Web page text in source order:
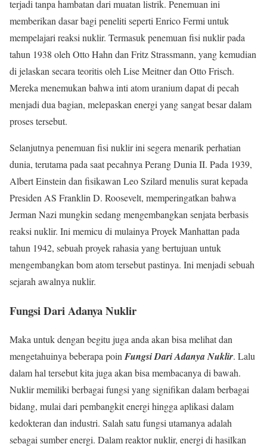
terjadi tanpa hambatan dari muatan listrik. Penemuan ini
memberikan dasar bagi peneliti seperti Enrico Fermi untuk
mempelajari reaksi nuklir. Termasuk penemuan fisi nuklir pada
tahun 1938 oleh Otto Hahn dan Fritz Strassmann, yang kemudian
di jelaskan secara teoritis oleh Lise Meitner dan Otto Frisch.
Mereka menemukan bahwa inti atom uranium dapat di pecah
menjadi dua bagian, melepaskan energi yang sangat besar dalam
proses tersebut.
Selanjutnya penemuan fisi nuklir ini segera menarik perhatian
dunia, terutama pada saat pecahnya Perang Dunia II. Pada 1939,
Albert Einstein dan fisikawan Leo Szilard menulis surat kepada
Presiden AS Franklin D. Roosevelt, memperingatkan bahwa
Jerman Nazi mungkin sedang mengembangkan senjata berbasis
reaksi nuklir. Ini memicu di mulainya Proyek Manhattan pada
tahun 1942, sebuah proyek rahasia yang bertujuan untuk
mengembangkan bom atom tersebut pastinya. Ini menjadi sebuah
sejarah awalnya nuklir.
Fungsi Dari Adanya Nuklir
Maka untuk dengan begitu juga anda akan bisa melihat dan
mengetahuinya beberapa poinFungsi Dari Adanya Nuklir. Lalu
dalam hal tersebut kita juga akan bisa membacanya di bawah.
Nuklir memiliki berbagai fungsi yang signifikan dalam berbagai
bidang, mulai dari pembangkit energi hingga aplikasi dalam
kedokteran dan industri. Salah satu fungsi utamanya adalah
sebagai sumber energi. Dalam reaktor nuklir, energi di hasilkan